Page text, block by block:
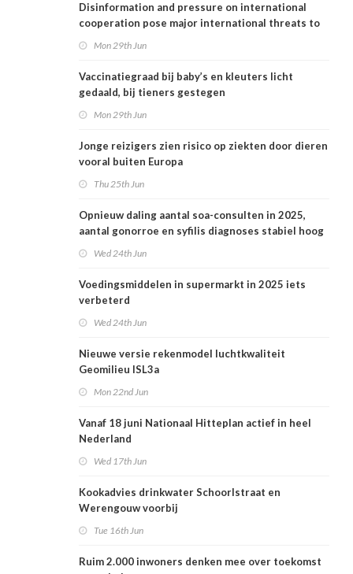
Disinformation and pressure on international
cooperation pose major international threats to
Mon 29th Jun
Vaccinatiegraad bij baby’s en kleuters licht
gedaald, bij tieners gestegen
Mon 29th Jun
Jonge reizigers zien risico op ziekten door dieren
vooral buiten Europa
Thu 25th Jun
Opnieuw daling aantal soa-consulten in 2025,
aantal gonorroe en syfilis diagnoses stabiel hoog
Wed 24th Jun
Voedingsmiddelen in supermarkt in 2025 iets
verbeterd
Wed 24th Jun
Nieuwe versie rekenmodel luchtkwaliteit
Geomilieu ISL3a
Mon 22nd Jun
Vanaf 18 juni Nationaal Hitteplan actief in heel
Nederland
Wed 17th Jun
Kookadvies drinkwater Schoorlstraat en
Werengouw voorbij
Tue 16th Jun
Ruim 2.000 inwoners denken mee over toekomst